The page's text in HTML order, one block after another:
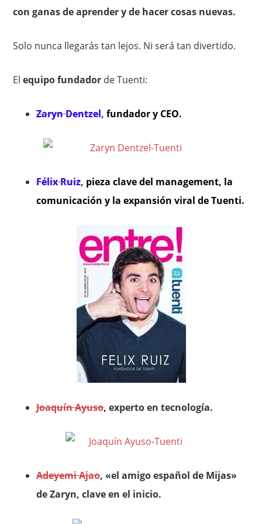
con ganas de aprender y de hacer cosas nuevas.
Solo nunca llegarás tan lejos. Ni será tan divertido.
Elequipo fundador de Tuenti:
Zaryn Dentzel, fundador y CEO.
Félix Ruiz, pieza clave del management, la
comunicación y la expansión viral de Tuenti.
Joaquín Ayuso, experto en tecnología.
Adeyemi Ajao, «el amigo español de Mijas»
de Zaryn, clave en el inicio.